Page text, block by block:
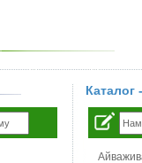
Каталог